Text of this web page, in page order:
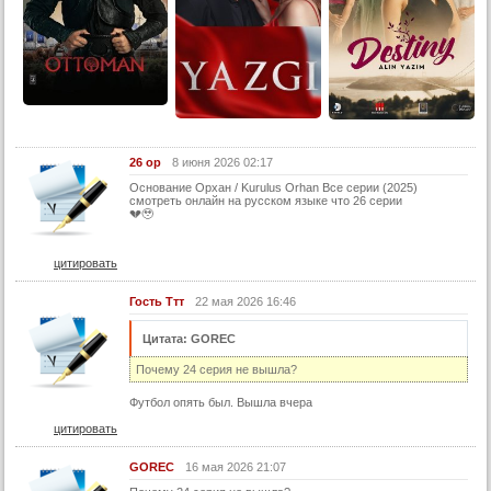
9 серия
9 серия (turok1990)
9 серия (суб)
10 серия (turok1990)
10 серия (суб)
11 серия
11 серия (turok1990)
11 серия (суб)
12 серия (turok1990)
12 серия (суб)
26 ор
8 июня 2026 02:17
Основание Орхан / Kurulus Orhan Все серии (2025)
смотреть онлайн на русском языке что 26 серии
💔🥹
цитировать
Гость Ттт 22 мая 2026 16:46
Цитата: GOREC
Почему 24 серия не вышла?
Футбол опять был. Вышла вчера
цитировать
GOREC
16 мая 2026 21:07